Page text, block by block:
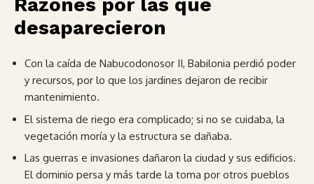
Razones por las que
desaparecieron
Con la caída de Nabucodonosor II, Babilonia perdió poder
y recursos, por lo que los jardines dejaron de recibir
mantenimiento.
El sistema de riego era complicado; si no se cuidaba, la
vegetación moría y la estructura se dañaba.
Las guerras e invasiones dañaron la ciudad y sus edificios.
El dominio persa y más tarde la toma por otros pueblos